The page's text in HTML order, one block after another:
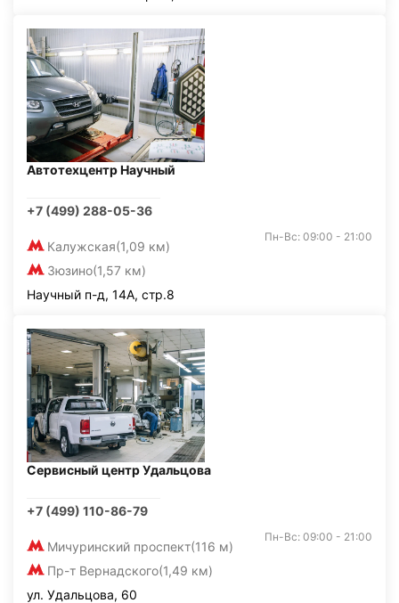
Автотехцентр Научный
+7 (499) 288-05-36
Калужская(1,09 км)
Зюзино(1,57 км)
Пн-Вс: 09:00 - 21:00
Научный п-д, 14А, стр.8
Сервисный центр Удальцова
+7 (499) 110-86-79
Мичуринский проспект(116 м)
Пр-т Вернадского(1,49 км)
Пн-Вс: 09:00 - 21:00
ул. Удальцова, 60